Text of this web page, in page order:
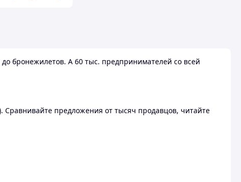
бронежилетов. А 60 тыс. предпринимателей со всей
Сравнивайте предложения от тысяч продавцов, читайте